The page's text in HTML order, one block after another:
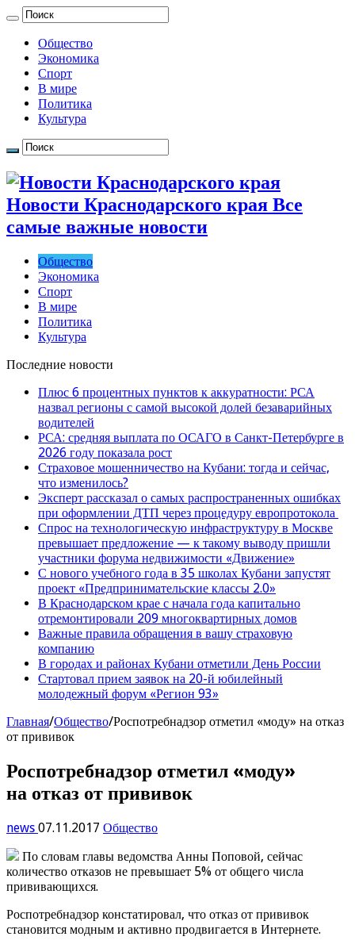
Общество
Экономика
Спорт
В мире
Политика
Культура
Новости Краснодарского края Все
самые важные новости
Общество
Экономика
Спорт
В мире
Политика
Культура
Последние новости
Плюс 6 процентных пунктов к аккуратности: РСА
назвал регионы с самой высокой долей безаварийных
водителей
РСА: средняя выплата по ОСАГО в Санкт-Петербурге в
2026 году показала рост
Страховое мошенничество на Кубани: тогда и сейчас,
что изменилось?
Эксперт рассказал о самых распространенных ошибках
при оформлении ДТП через процедуру европротокола
Спрос на технологическую инфраструктуру в Москве
превышает предложение — к такому выводу пришли
участники форума недвижимости «Движение»
С нового учебного года в 35 школах Кубани запустят
проект «Предпринимательские классы 2.0»
В Краснодарском крае с начала года капитально
отремонтировали 209 многоквартирных домов
Важные правила обращения в вашу страховую
компанию
В городах и районах Кубани отметили День России
Стартовал прием заявок на 20-й юбилейный
молодежный форум «Регион 93»
Главная/Общество/Роспотребнадзор отметил «моду» на отказ
от прививок
Роспотребнадзор отметил «моду»
на отказ от прививок
news 07.11.2017 Общество
По словам главы ведомства Анны Поповой, сейчас
количество отказов не превышает 5% от общего числа
прививающихся.
Роспотребнадзор констатировал, что отказ от прививок
становится модным и активно продвигается в Интернете.